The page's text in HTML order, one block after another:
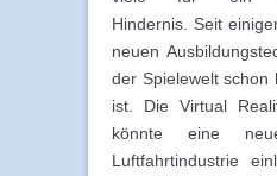
Hindernis. Seit
neuen
der Spielewelt schon
ist. Die Virtual
könnte eine
Luftfahrtindustrie